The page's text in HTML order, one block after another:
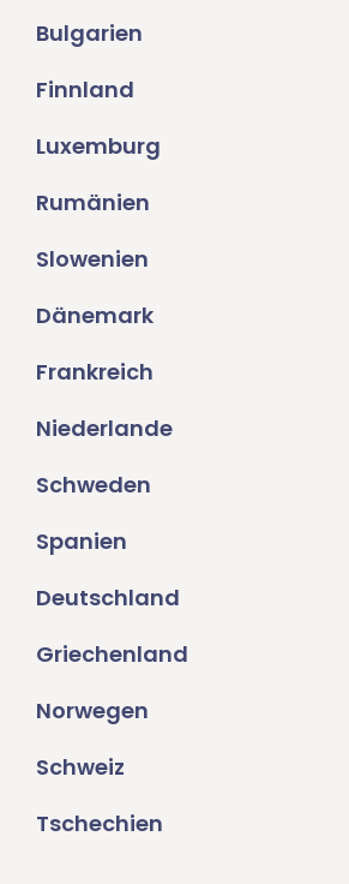
Bulgarien
Finnland
Luxemburg
Rumänien
Slowenien
Dänemark
Frankreich
Niederlande
Schweden
Spanien
Deutschland
Griechenland
Norwegen
Schweiz
Tschechien